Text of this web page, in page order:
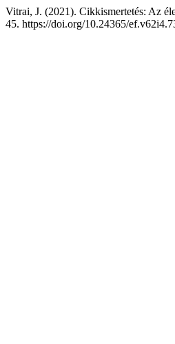
Vitrai, J. (2021). Cikkismertetés: Az
45. https://doi.org/10.24365/